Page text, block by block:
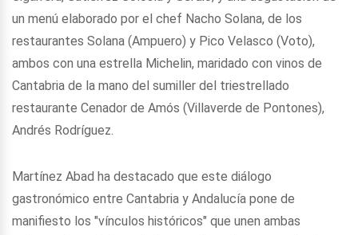
un menú elaborado por el chef Nacho Solana, de los
restaurantes Solana (Ampuero) y Pico Velasco (Voto),
ambos con una estrella Michelin, maridado con vinos de
Cantabria de la mano del sumiller del triestrellado
restaurante Cenador de Amós (Villaverde de Pontones),
Andrés Rodríguez.
Martínez Abad ha destacado que este diálogo
gastronómico entre Cantabria y Andalucía pone de
manifiesto los "vínculos históricos" que unen ambas